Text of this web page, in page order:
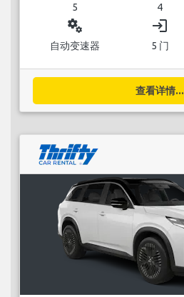
5 4
miscellaneous_services
自动变速器
login
5 门
查看详情...